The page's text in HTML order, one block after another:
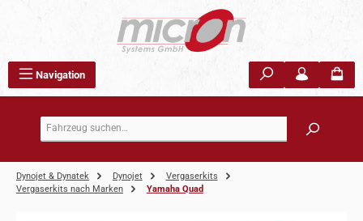
Navigation
Dynojet & Dynatek Dynojet
Vergaserkits
Vergaserkits nach Marken
Yamaha Quad